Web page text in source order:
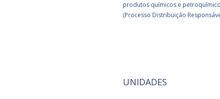
produtos químicos e
(Processo Distribuição
UNIDADES